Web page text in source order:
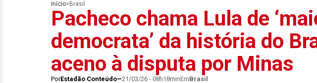
Início> Brasil
Pacheco chama Lula de
democrata’ da história do
aceno à disputa por Minas
PorEstadão Conteúdo 21/03/26 - 08h18minEmBrasil